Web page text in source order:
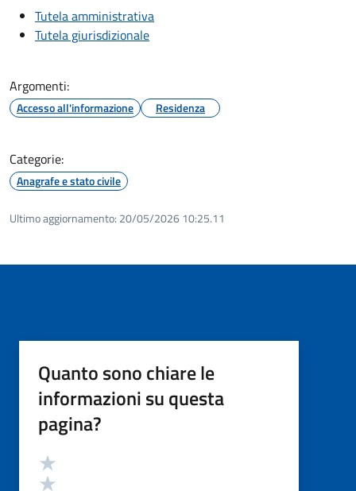
Tutela amministrativa
Tutela giurisdizionale
Argomenti:
Accesso all'informazione Residenza
Categorie:
Anagrafe e stato civile
Ultimo aggiornamento: 20/05/2026 10:25.11
Quanto sono chiare le
informazioni su questa
pagina?
Valutazione